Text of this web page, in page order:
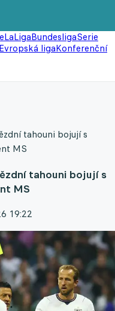
LaLigaBundesligaSerie
Evropská ligaKonferenční
tahouni bojují s
MS
tahouni bojují s
MS
19:22